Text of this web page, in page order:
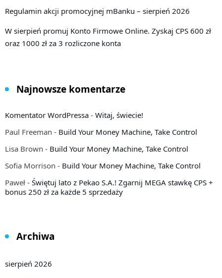
Regulamin akcji promocyjnej mBanku – sierpień 2026
W sierpień promuj Konto Firmowe Online. Zyskaj CPS 600 zł
oraz 1000 zł za 3 rozliczone konta
Najnowsze komentarze
Komentator WordPressa - Witaj, świecie!
Paul Freeman - Build Your Money Machine, Take Control
Lisa Brown - Build Your Money Machine, Take Control
Sofia Morrison - Build Your Money Machine, Take Control
Paweł - Świętuj lato z Pekao S.A.! Zgarnij MEGA stawkę CPS +
bonus 250 zł za każde 5 sprzedaży
Archiwa
sierpień 2026